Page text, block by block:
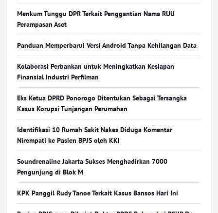
Menkum Tunggu DPR Terkait Penggantian Nama RUU
Perampasan Aset
Panduan Memperbarui Versi Android Tanpa Kehilangan Data
Kolaborasi Perbankan untuk Meningkatkan Kesiapan
Finansial Industri Perfilman
Eks Ketua DPRD Ponorogo Ditentukan Sebagai Tersangka
Kasus Korupsi Tunjangan Perumahan
Identifikasi 10 Rumah Sakit Nakes Diduga Komentar
Nirempati ke Pasien BPJS oleh KKI
Soundrenaline Jakarta Sukses Menghadirkan 7000
Pengunjung di Blok M
KPK Panggil Rudy Tanoe Terkait Kasus Bansos Hari Ini